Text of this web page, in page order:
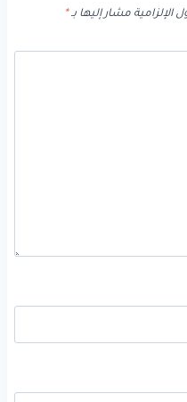
الإلزامية مشار إليها بـ*